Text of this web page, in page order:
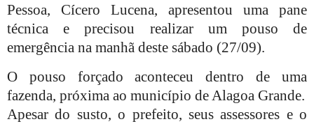
Pessoa, Cícero Lucena, apresentou uma pane
técnica e precisou realizar um pouso de
emergência na manhã deste sábado (27/09).
O pouso forçado aconteceu dentro de uma
fazenda, próxima ao município de Alagoa Grande.
Apesar do susto, o prefeito, seus assessores e o